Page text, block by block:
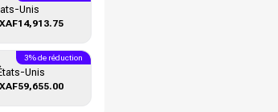
Unis
XAF14,913.75
Unis
XAF59,655.00
3% de réduction